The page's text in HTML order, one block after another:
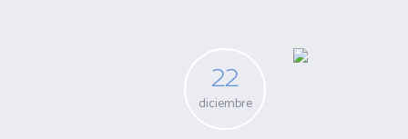
22
diciembre